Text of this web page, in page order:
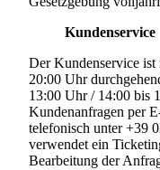
Kundenservice
Der Kundenservice ist
20:00 Uhr
13:00 Uhr / 14:00 bis
Kundenanfragen per
telefonisch unter +39
verwendet ein
Bearbeitung der